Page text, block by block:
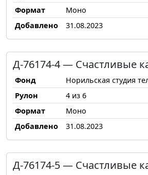
Формат
Моно
Добавлено
31.08.2023
Д-76174-4 — Счастливые
Фонд
Норильская студия
Рулон
4 из 6
Формат
Моно
Добавлено
31.08.2023
Д-76174-5 — Счастливые